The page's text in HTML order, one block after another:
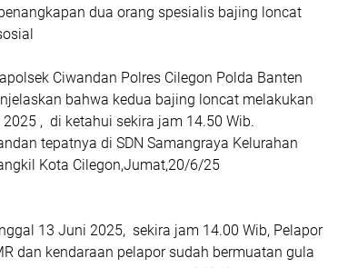
dua orang spesialis bajing loncat
Ciwandan Polres Cilegon Polda Banten
bahwa kedua bajing loncat melakukan
, di ketahui sekira jam 14.50 Wib.
tepatnya di SDN Samangraya Kelurahan
Kota Cilegon,Jumat,20/6/25
13 Juni 2025, sekira jam 14.00 Wib, Pelapor
dan kendaraan pelapor sudah bermuatan gula